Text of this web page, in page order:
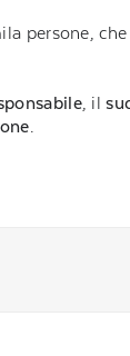
persone,
, il